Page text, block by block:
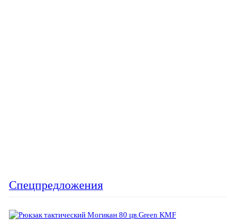
Спецпредложения